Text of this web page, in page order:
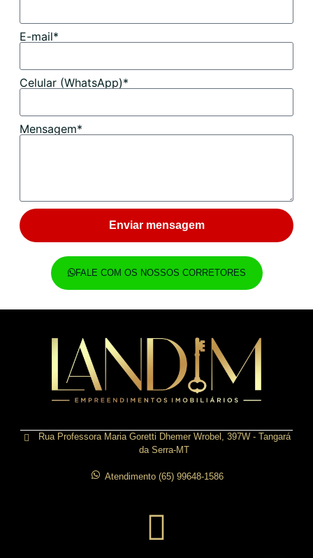
E-mail*
Celular (WhatsApp)*
Mensagem*
Enviar mensagem
FALE COM OS NOSSOS CORRETORES
Rua Professora Maria Goretti Dhemer Wrobel, 397W - Tangará
da Serra-MT
Atendimento (65) 99648-1586